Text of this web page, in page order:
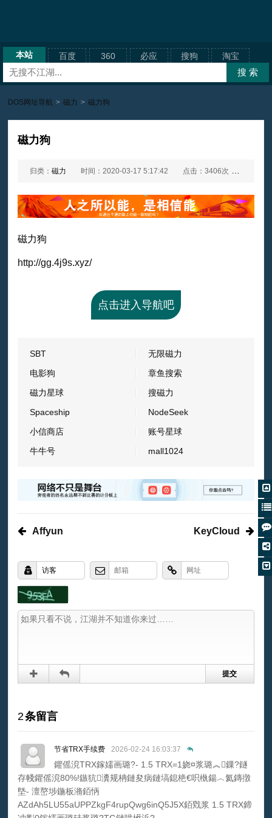
本站 百度 360 必应 搜狗 淘宝
DOS网址导航 > 磁力 > 磁力狗
磁力狗
归类：磁力 时间：2020-03-17 5:17:42 点击：3406次
磁力狗
http://gg.4j9s.xyz/
点击进入导航吧
SBT
无限磁力
电影狗
章鱼搜索
磁力星球
搜磁力
Spaceship
NodeSeek
小信商店
账号星球
牛牛号
mall1024
Affyun KeyCloud
2条留言
节省TRX手续费 2026-02-24 16:03:37
鑺傜渷TRX鎵嬬画璐?- 1.5 TRX=1娆¤浆璐︽鏁?鐩
存帴鑺傜渷80%!鏃犺瀵规柟鏈夋病鏈塙鎴栬€呮槸鍚︿氦鏄撴
墍- 澶嶅埗鍦板潃銆怲
AZdAh5LU55aUPPZkgF4rupQwg6inQ5J5X銆戣浆 1.5 TRX鍗